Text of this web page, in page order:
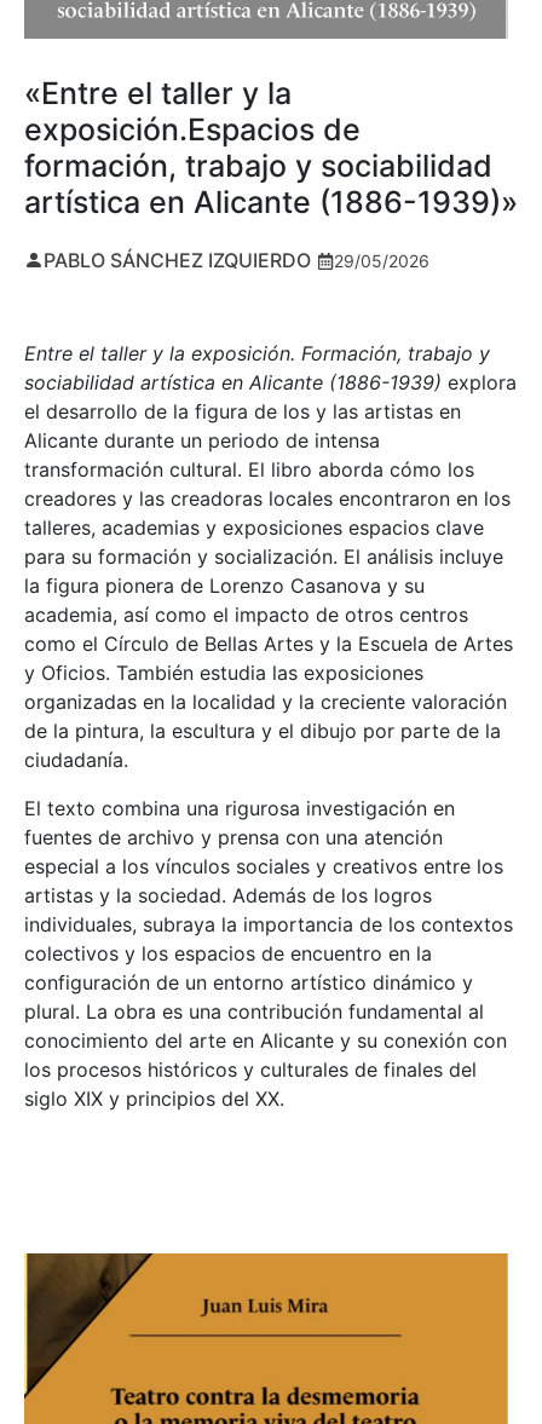
«Entre el taller y la
exposición.Espacios de
formación, trabajo y sociabilidad
artística en Alicante (1886-1939)»
PABLO SÁNCHEZ IZQUIERDO 29/05/2026
Entre el taller y la exposición. Formación, trabajo y
sociabilidad artística en Alicante (1886-1939) explora
el desarrollo de la figura de los y las artistas en
Alicante durante un periodo de intensa
transformación cultural. El libro aborda cómo los
creadores y las creadoras locales encontraron en los
talleres, academias y exposiciones espacios clave
para su formación y socialización. El análisis incluye
la figura pionera de Lorenzo Casanova y su
academia, así como el impacto de otros centros
como el Círculo de Bellas Artes y la Escuela de Artes
y Oficios. También estudia las exposiciones
organizadas en la localidad y la creciente valoración
de la pintura, la escultura y el dibujo por parte de la
ciudadanía.
El texto combina una rigurosa investigación en
fuentes de archivo y prensa con una atención
especial a los vínculos sociales y creativos entre los
artistas y la sociedad. Además de los logros
individuales, subraya la importancia de los contextos
colectivos y los espacios de encuentro en la
configuración de un entorno artístico dinámico y
plural. La obra es una contribución fundamental al
conocimiento del arte en Alicante y su conexión con
los procesos históricos y culturales de finales del
siglo XIX y principios del XX.